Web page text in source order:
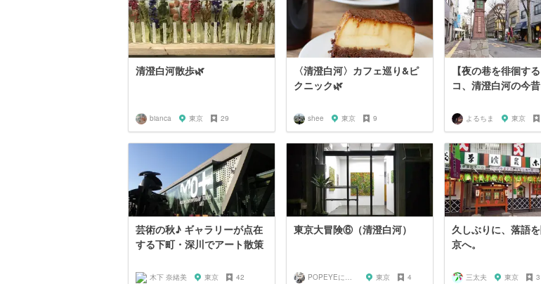
清澄白河散歩🌿
bianca 東京 29
〈清澄白河〉カフェ巡り&ピ
クニック🌿
shee 東京 9
【夜の巷を徘徊す
コ、清澄白河の今
よるちま 東京
芸術の秋♪ ギャラリーが点在
する下町・深川でアート散策
木下 奈緒美 東京 42
東京大冒険⑥（清澄白河）
POPEYEに掲載されたお店 東京 4
久しぶりに、落語
京へ。
三太夫 東京 3